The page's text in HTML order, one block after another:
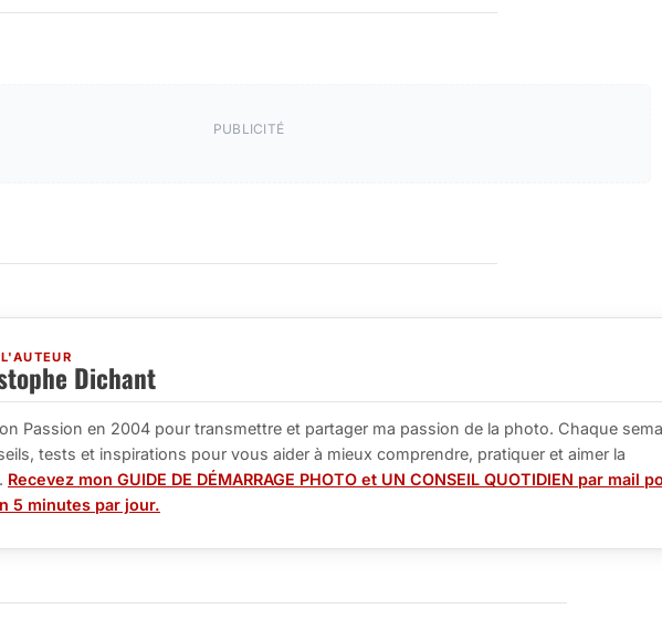
PUBLICITÉ
Dichant
Passion en 2004 pour transmettre et partager ma passion de la photo. Chaque
tests et inspirations pour vous aider à mieux comprendre, pratiquer et aimer la
Recevez mon GUIDE DE DÉMARRAGE PHOTO et UN CONSEIL QUOTIDIEN par mail
5 minutes par jour.